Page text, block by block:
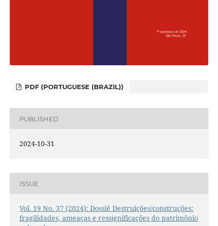
PDF (PORTUGUESE (BRAZIL))
PUBLISHED
2024-10-31
ISSUE
Vol. 19 No. 37 (2024): Dossiê Destruições/construções:
fragilidades, ameaças e ressignificações do patrimônio